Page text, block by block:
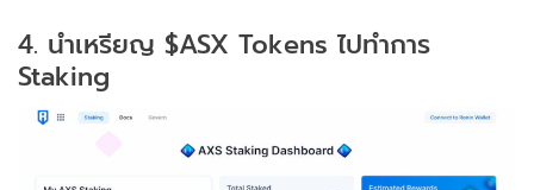
4. นำเหรียญ $ASX Tokens ไปทำการ
Staking